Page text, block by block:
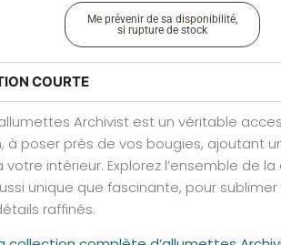
Me prévenir de sa disponibilité,
si rupture de stock
COURTE
Archivist est un véritable
à poser près de vos bougies, ajoutant
intérieur. Explorez l’ensemble de
unique que fascinante, pour
raffinés.